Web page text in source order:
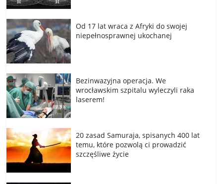
Od 17 lat wraca z Afryki do swojej
niepełnosprawnej ukochanej
Bezinwazyjna operacja. We
wrocławskim szpitalu wyleczyli raka
laserem!
20 zasad Samuraja, spisanych 400 lat
temu, które pozwolą ci prowadzić
szczęśliwe życie